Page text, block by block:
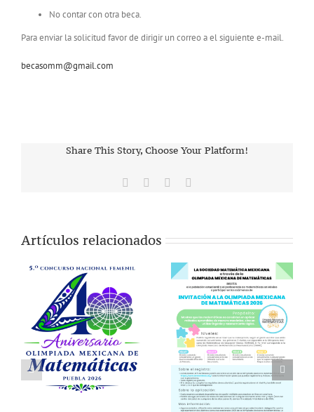
No contar con otra beca.
Para enviar la solicitud favor de dirigir un correo a el siguiente e-mail.
becasomm@gmail.com
Share This Story, Choose Your Platform!
Facebook
Artículos relacionados